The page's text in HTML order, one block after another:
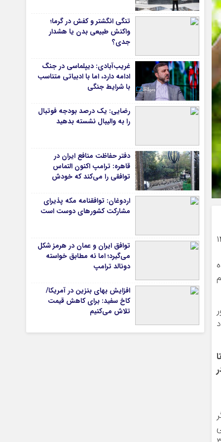
دانشگاه
آموزش و پرورش
بهداشت و درمان
سبک زندگی
حوادث، انتظامی
شهری و رفاهی
شهرداری و شورای شهر
*ماناسپهر
یادداشت روز
اطلاعیه
پیام تبریک ماناسپهر
پیام تسلیت ماناسپهر
پیوندهای سایت
سال ۱۴۳۵
پیش‌بینی کارشناسان حوزه جمعیت نیز نشان می‌دهد که در سال ۱۴۱۰ بیشترین جمعیت ایران به رده سنی ۴۰ تا
تنگی انگشتر و کفش در گرما؛
واکنش طبیعی بدن یا هشدار
جدی؟
غریب‌آبادی: دیپلماسی در جنگ
ادامه دارد، اما با ادبیاتی متناسب
با شرایط جنگی
رضایی: یک درصد بودجه فوتبال
را به والیبال نشسته بدهید
دفتر حفاظت منافع ایران در
قاهره: ترامپ اکنون التماس
توافقی را می‌کند که خودش
اردوغان: توافقنامه مکه پذیرای
مشارکت کشورهای دوست است
توافق ایران و عمان در هرمز شکل
می‌گیرد؛ اما نه مطابق خواسته
دونالد ترامپ
افزایش بهای بنزین در آمریکا/
کاخ سفید: برای کاهش قیمت
تلاش می‌کنیم